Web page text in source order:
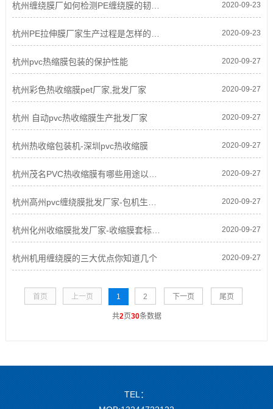
杭州缠绕膜厂如何检测PE缠绕膜的韧性，品质 2020-09-23
杭州PE拉伸膜厂家生产过程是怎样的?-PE拉伸膜外观的要求介绍 2020-09-23
杭州pvc热缩膜包装的保护性能 2020-09-27
杭州彩色热收缩膜pet厂家,批发厂家 2020-09-27
杭州 自动pvc热收缩膜生产批发厂家 2020-09-27
杭州热收缩包装机-深圳pvc热收缩膜 2020-09-27
杭州茂名PVC热收缩膜有哪些用途以及优势 2020-09-27
杭州高州pvc缠绕膜批发厂家-包机生产变个性化制 2020-09-27
杭州化州收缩膜批发厂家-收缩膜套标到底有哪些 2020-09-27
杭州机用缠绕膜的三大优点你知道几个 2020-09-27
首页 上一页 1 2 下一页 尾页
共2页30条数据
TEL：